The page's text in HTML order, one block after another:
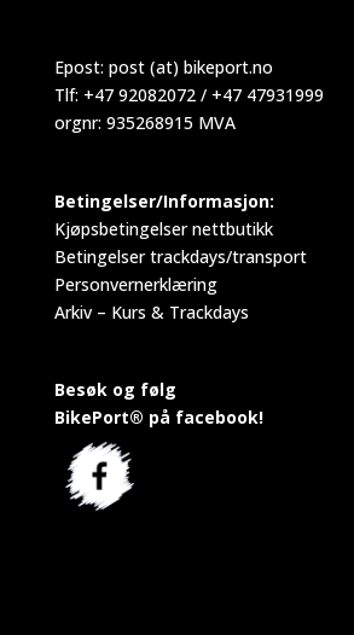
Epost: post (at) bikeport.no
Tlf: +47 92082072 / +47 47931999
orgnr: 935268915 MVA
Betingelser/Informasjon:
Kjøpsbetingelser nettbutikk
Betingelser trackdays/transport
Personvernerklæring
Arkiv – Kurs & Trackdays
Besøk og følg
BikePort® på facebook!